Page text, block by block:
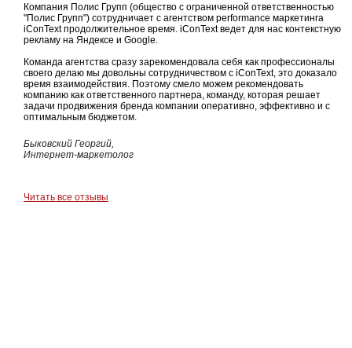
Компания Полис Групп (общество с ограниченной ответственностью
"Полис Групп") сотрудничает с агентством performance маркетинга
iConText продолжительное время. iConText ведет для нас контекстную
рекламу на Яндексе и Google.
Команда агентства сразу зарекомендовала себя как профессионалы
своего делаю мы довольны сотрудничеством с iConText, это доказало
время взаимодействия. Поэтому смело можем рекомендовать
компанию как ответственного партнера, команду, которая решает
задачи продвижения бренда компании оперативно, эффективно и с
оптимальным бюджетом.
Быковский Георгий,
Интернет-маркетолог
Читать все отзывы